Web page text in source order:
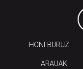
HONI BURUZ
ARAUAK